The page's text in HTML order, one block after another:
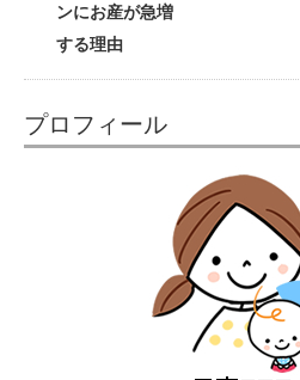
ンにお産が急増
する理由
プロフィール